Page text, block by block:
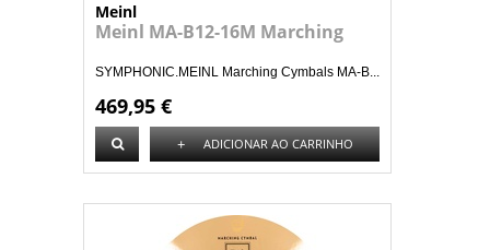
Meinl
Meinl MA-B12-16M Marching
SYMPHONIC.MEINL Marching Cymbals MA-B...
469,95 €
+ ADICIONAR AO CARRINHO